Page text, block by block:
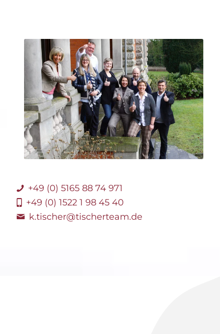
+49 (0) 5165 88 74 971
+49 (0) 1522 1 98 45 40
k.tischer@tischerteam.de